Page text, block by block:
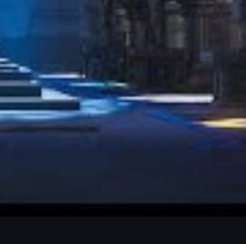
mereka mengincar Major
yang harus dikalahkan.